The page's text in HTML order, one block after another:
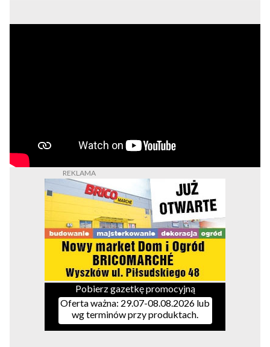
Pobierz gazetkę promocyjną
Oferta ważna: 29.07-08.08.2026 lub
wg terminów przy produktach.